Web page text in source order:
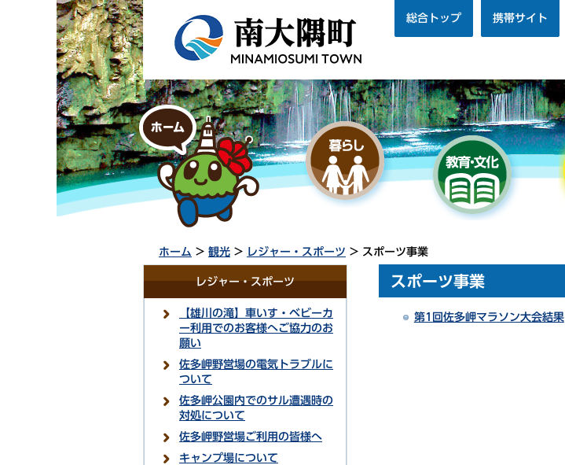
総合トップ 携帯サイト
ホーム > 観光 > レジャー・スポーツ > スポーツ事業
レジャー・スポーツ
【雄川の滝】車いす・ベビーカ
ー利用でのお客様へご協力のお
願い
佐多岬野営場の電気トラブルに
ついて
佐多岬公園内でのサル遭遇時の
対処について
佐多岬野営場ご利用の皆様へ
キャンプ場について
スポーツ事業
第1回佐多岬マラソン大会結果